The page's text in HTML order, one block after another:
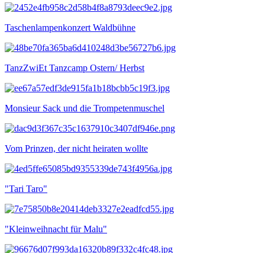
Taschenlampenkonzert Waldbühne
TanzZwiEt Tanzcamp Ostern/ Herbst
Monsieur Sack und die Trompetenmuschel
Vom Prinzen, der nicht heiraten wollte
"Tari Taro"
"Kleinweihnacht für Malu"